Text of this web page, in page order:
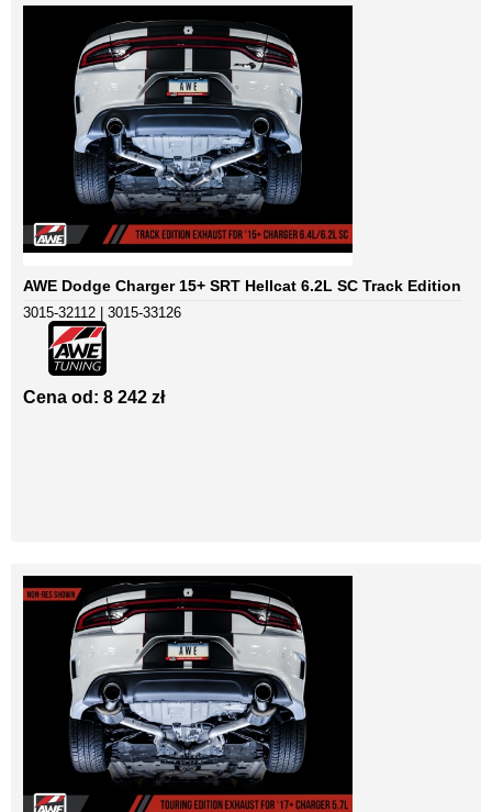
AWE Dodge Charger 15+ SRT Hellcat 6.2L SC Track Edition
3015-32112 | 3015-33126
Cena od: 8 242 zł